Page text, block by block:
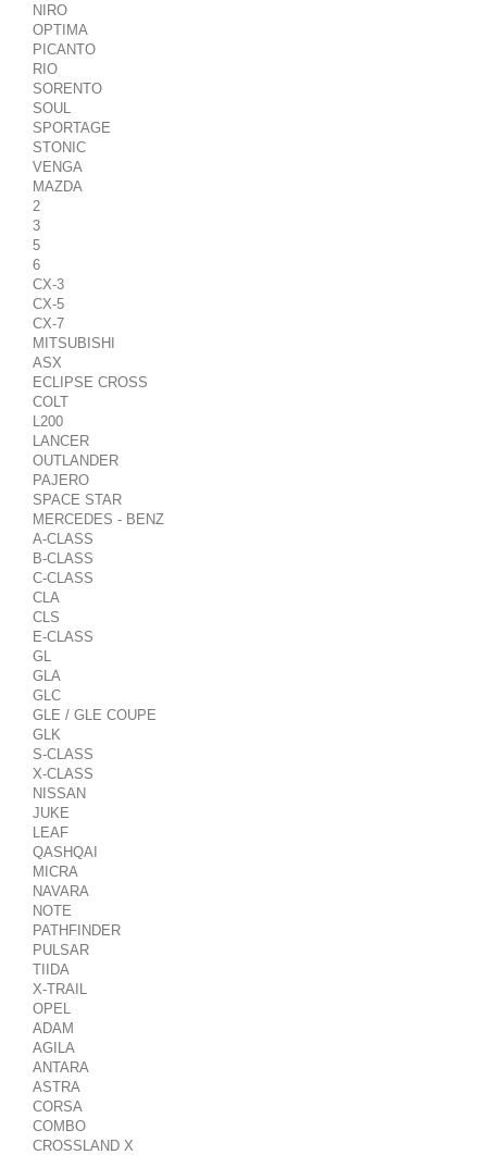
NIRO
OPTIMA
PICANTO
RIO
SORENTO
SOUL
SPORTAGE
STONIC
VENGA
MAZDA
2
3
5
6
CX-3
CX-5
CX-7
MITSUBISHI
ASX
ECLIPSE CROSS
COLT
L200
LANCER
OUTLANDER
PAJERO
SPACE STAR
MERCEDES - BENZ
A-CLASS
B-CLASS
C-CLASS
CLA
CLS
E-CLASS
GL
GLA
GLC
GLE / GLE COUPE
GLK
S-CLASS
X-CLASS
NISSAN
JUKE
LEAF
QASHQAI
MICRA
NAVARA
NOTE
PATHFINDER
PULSAR
TIIDA
X-TRAIL
OPEL
ADAM
AGILA
ANTARA
ASTRA
CORSA
COMBO
CROSSLAND X